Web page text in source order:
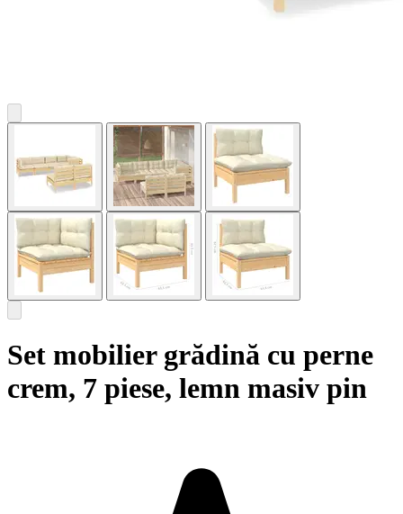
Set mobilier grădină cu perne
crem, 7 piese, lemn masiv pin